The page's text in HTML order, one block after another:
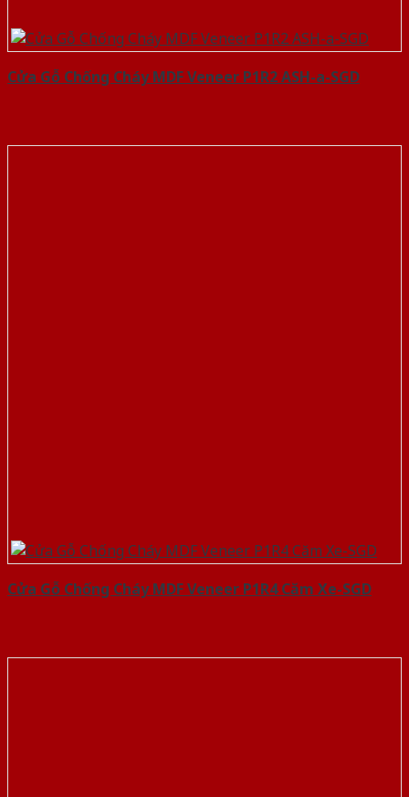
Cửa Gỗ Chống Cháy MDF Veneer P1R2 ASH-a-SGD
Cửa Gỗ Chống Cháy MDF Veneer P1R4 Căm Xe-SGD